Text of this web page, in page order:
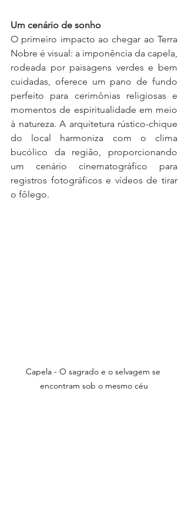
Um cenário de sonho
O primeiro impacto ao chegar ao Terra
Nobre é visual: a imponência da capela,
rodeada por paisagens verdes e bem
cuidadas, oferece um pano de fundo
perfeito para cerimônias religiosas e
momentos de espiritualidade em meio
à natureza. A arquitetura rústico-chique
do local harmoniza com o clima
bucólico da região, proporcionando
um cenário cinematográfico para
registros fotográficos e vídeos de tirar
o fôlego.
Capela - O sagrado e o selvagem se
encontram sob o mesmo céu